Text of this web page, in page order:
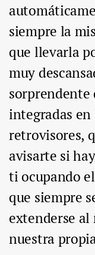
siempre la
que llevarla
muy
sorprendente
integradas
retrovisores,
avisarte si
ti ocupando
que siempre
extenderse
nuestra